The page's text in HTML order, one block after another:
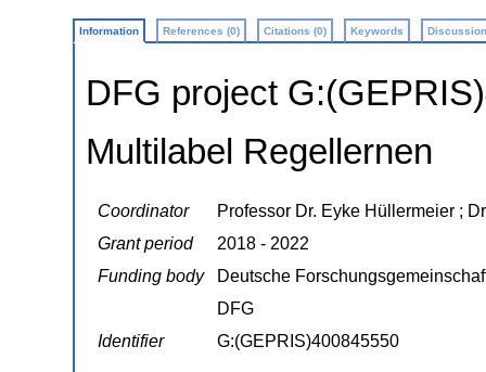
Information References (0) Citations (0) Keywords
DFG project
Multilabel Regellernen
Coordinator
Professor Dr. Eyke Hüllermeier ;
Grant period
2018 - 2022
Funding body
Deutsche
DFG
Identifier
G:(GEPRIS)400845550